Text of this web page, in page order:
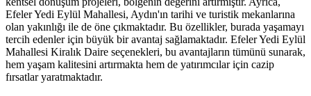
Efeler Yedi Eylül Mahallesi, Aydın'ın tarihi ve turistik mekanlarına
olan yakınlığı ile de öne çıkmaktadır. Bu özellikler, burada yaşamayı
tercih edenler için büyük bir avantaj sağlamaktadır. Efeler Yedi Eylül
Mahallesi Kiralık Daire seçenekleri, bu avantajların tümünü sunarak,
hem yaşam kalitesini artırmakta hem de yatırımcılar için cazip
fırsatlar yaratmaktadır.